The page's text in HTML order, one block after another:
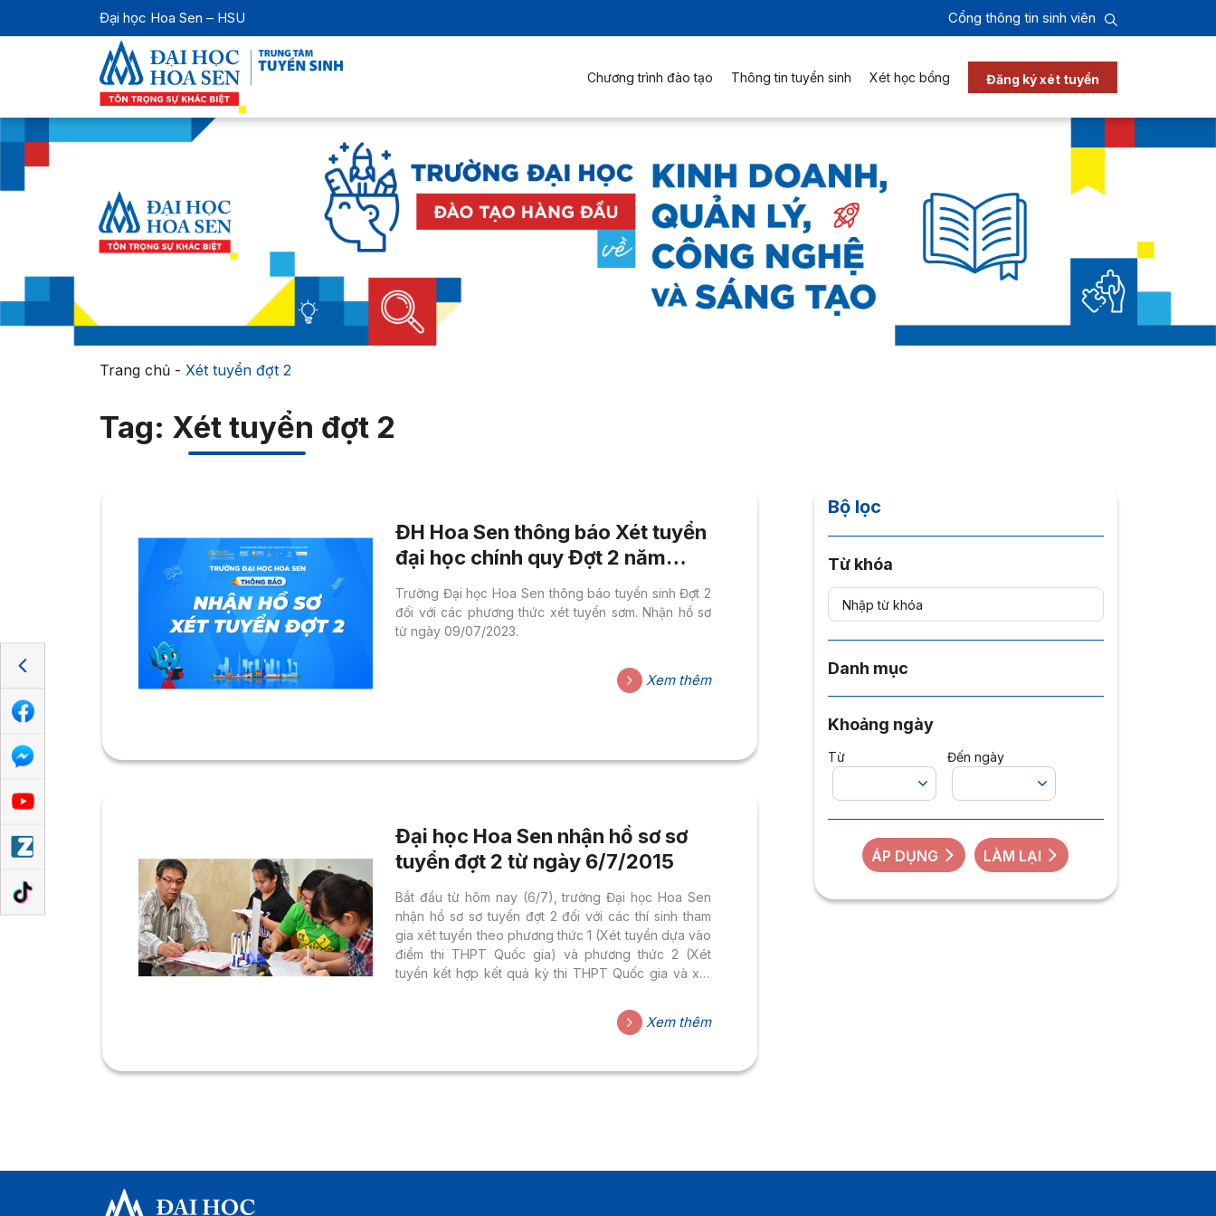
Đại học Hoa Sen – HSU Cổng thông tin sinh viên
Chương trình đào tạo Thông tin tuyển sinh Xét học bổng Đăng ký xét tuyển
Trang chủ- Xét tuyển đợt 2
Tag: Xét tuyển đợt 2
ĐH Hoa Sen thông báo Xét tuyển
đại học chính quy Đợt 2 năm
2023
Trường Đại học Hoa Sen thông báo tuyển sinh Đợt 2
đối với các phương thức xét tuyển sơm. Nhận hồ sơ
từ ngày 09/07/2023.
Xem thêm
Đại học Hoa Sen nhận hồ sơ sơ
tuyển đợt 2 từ ngày 6/7/2015
Bắt đầu từ hôm nay (6/7), trường Đại học Hoa Sen
nhận hồ sơ sơ tuyển đợt 2 đối với các thí sinh tham
gia xét tuyển theo phương thức 1 (Xét tuyển dựa vào
điểm thi THPT Quốc gia) và phương thức 2 (Xét
tuyển kết hợp kết quả kỳ thi THPT Quốc gia và xét
đến hết ngày 24/7/2015. Thí sinh đăng ký sơ tuyển
vào trường theo 1 trong 2 hình thức sau: Click vào
http://dangky.hoasen.edu.vn/...
Xem thêm
Bộ lọc
Từ khóa
Danh mục
Khoảng ngày
Từ Đến ngày
ÁP DỤNG LÀM LẠI